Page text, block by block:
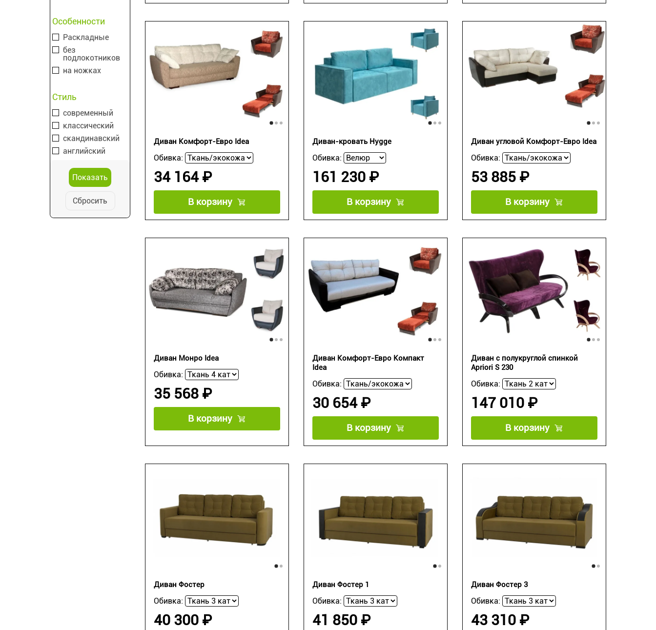
Особенности
Раскладные
без
подлокотников
на ножках
Стиль
современный
классический
скандинавский
английский
Сбросить
Диван Комфорт-Евро Idea
Обивка:
34 164 ₽
В корзину
Диван-кровать Hygge
Обивка:
161 230 ₽
В корзину
Диван угловой Комфорт-Евро Idea
Обивка:
53 885 ₽
В корзину
Диван Монро Idea
Обивка:
35 568 ₽
В корзину
Диван Комфорт-Евро Компакт
Idea
Обивка:
30 654 ₽
В корзину
Диван с полукруглой спинкой
Apriori S 230
Обивка:
147 010 ₽
В корзину
Диван Фостер
Обивка:
40 300 ₽
Диван Фостер 1
Обивка:
41 850 ₽
Диван Фостер 3
Обивка:
43 310 ₽